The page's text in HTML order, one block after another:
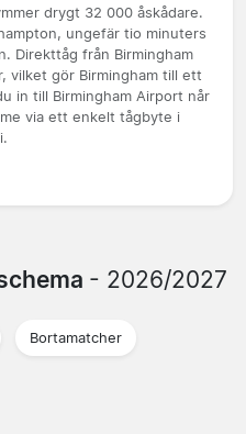
drygt 32 000 åskådare.
ungefär tio minuters
Direkttåg från Birmingham
vilket gör Birmingham till ett
in till Birmingham Airport når
via ett enkelt tågbyte i
- 2026/2027
Bortamatcher